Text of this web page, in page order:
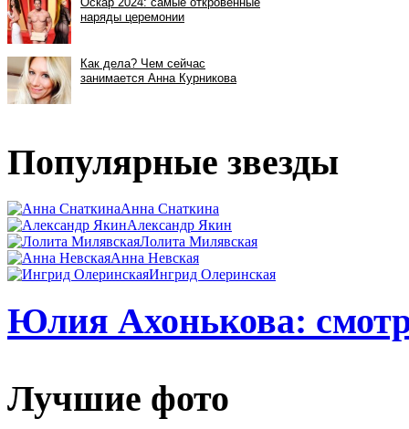
Популярные звезды
Анна Снаткина
Александр Якин
Лолита Милявская
Анна Невская
Ингрид Олеринская
Юлия Ахонькова:
Лучшие фото